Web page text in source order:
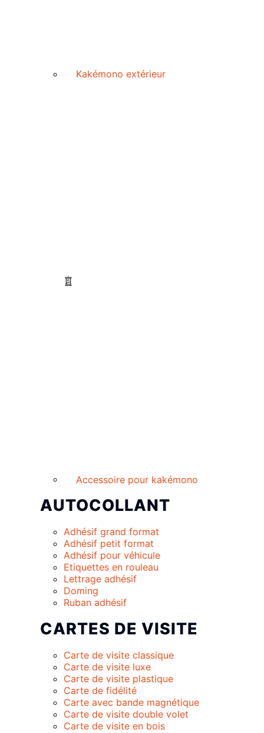
Kakémono extérieur
Accessoire pour kakémono
AUTOCOLLANT
Adhésif grand format
Adhésif petit format
Adhésif pour véhicule
Etiquettes en rouleau
Lettrage adhésif
Doming
Ruban adhésif
CARTES DE VISITE
Carte de visite classique
Carte de visite luxe
Carte de visite plastique
Carte de fidélité
Carte avec bande magnétique
Carte de visite double volet
Carte de visite en bois